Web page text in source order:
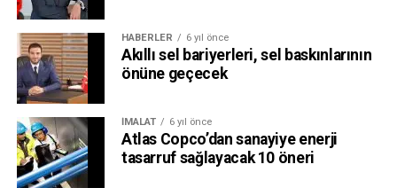
HABERLER 6 yıl önce
Akıllı sel bariyerleri, sel baskınlarının
önüne geçecek
İMALAT 6 yıl önce
Atlas Copco’dan sanayiye enerji
tasarruf sağlayacak 10 öneri